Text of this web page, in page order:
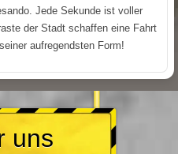
Jede Sekunde ist voller
der Stadt schaffen eine Fahrt
aufregendsten Form!
uns